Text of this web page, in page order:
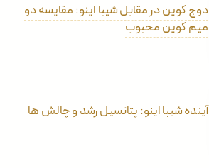
دوج کوین در مقابل شیبا اینو: مقایسه دو
میم کوین محبوب
آینده شیبا اینو: پتانسیل رشد و چالش ها